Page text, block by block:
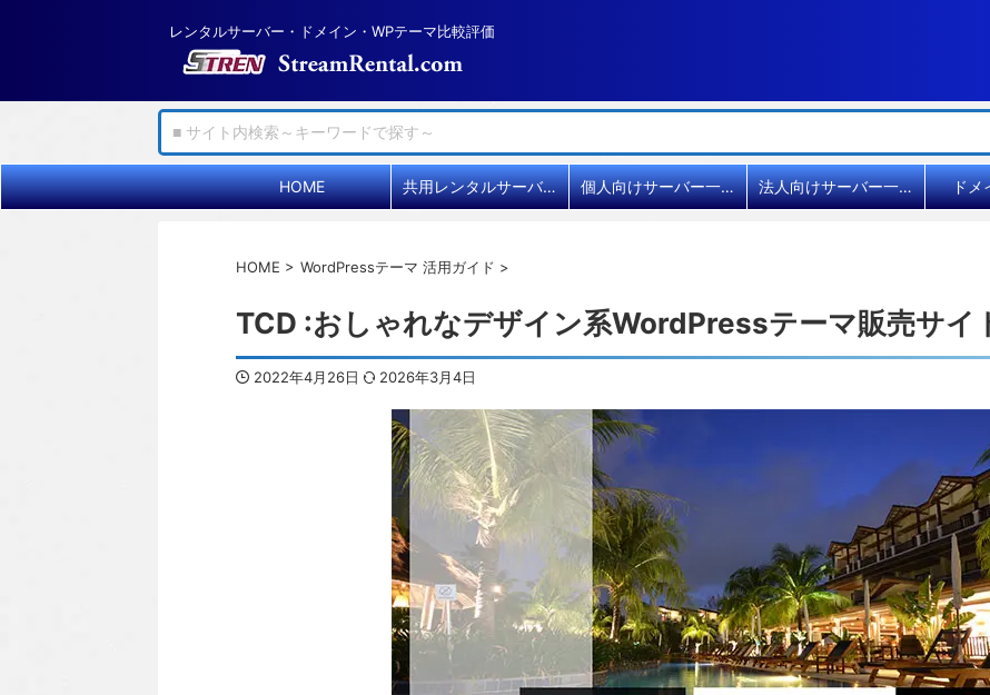
レンタルサーバー・ドメイン・WPテーマ比較評価
HOME 共用レンタルサーバー比較 個人向けサーバー一覧 法人向けサーバー一覧 ドメ
HOME > WordPressテーマ 活用ガイド >
TCD :おしゃれなデザイン系WordPressテーマ販売サイ
2022年4月26日 2026年3月4日